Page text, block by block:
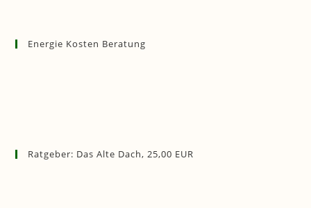
Energie Kosten Beratung
Ratgeber: Das Alte Dach, 25,00 EUR